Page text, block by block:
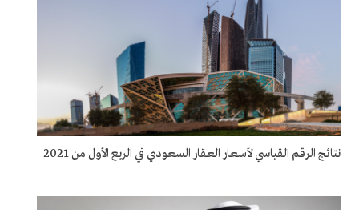
نتائج الرقم القياسي لأسعار العقار السعودي في الربع الأول من 2021